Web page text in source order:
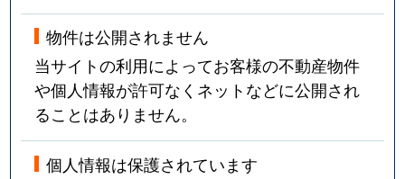
物件は公開されません
当サイトの利用によってお客様の不動産物件
や個人情報が許可なくネットなどに公開され
ることはありません。
個人情報は保護されています